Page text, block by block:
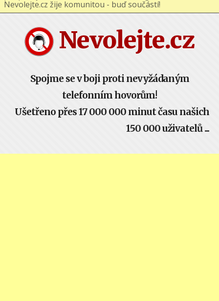
Nevolejte.cz
Spojme se v boji proti nevyžádaným
telefonním hovorům!
Ušetřeno přes 17 000 000 minut času našich
150 000 uživatelů ...
Nevolejte.cz žije komunitou - buď součástí!